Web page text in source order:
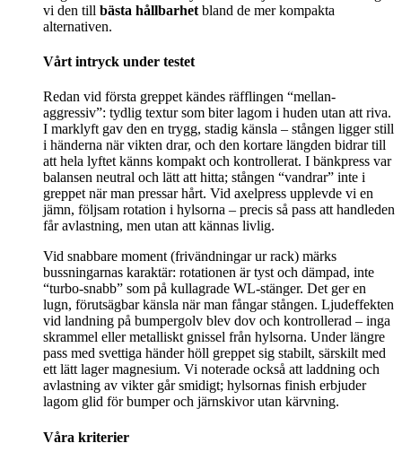
vi den till bästa hållbarhet bland de mer kompakta
alternativen.
Vårt intryck under testet
Redan vid första greppet kändes räfflingen “mellan-
aggressiv”: tydlig textur som biter lagom i huden utan att riva.
I marklyft gav den en trygg, stadig känsla – stången ligger still
i händerna när vikten drar, och den kortare längden bidrar till
att hela lyftet känns kompakt och kontrollerat. I bänkpress var
balansen neutral och lätt att hitta; stången “vandrar” inte i
greppet när man pressar hårt. Vid axelpress upplevde vi en
jämn, följsam rotation i hylsorna – precis så pass att handleden
får avlastning, men utan att kännas livlig.
Vid snabbare moment (frivändningar ur rack) märks
bussningarnas karaktär: rotationen är tyst och dämpad, inte
“turbo-snabb” som på kullagrade WL-stänger. Det ger en
lugn, förutsägbar känsla när man fångar stången. Ljudeffekten
vid landning på bumpergolv blev dov och kontrollerad – inga
skrammel eller metalliskt gnissel från hylsorna. Under längre
pass med svettiga händer höll greppet sig stabilt, särskilt med
ett lätt lager magnesium. Vi noterade också att laddning och
avlastning av vikter går smidigt; hylsornas finish erbjuder
lagom glid för bumper och järnskivor utan kärvning.
Våra kriterier